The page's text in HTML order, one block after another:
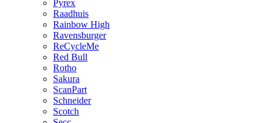
Pyrex
Raadhuis
Rainbow High
Ravensburger
ReCycleMe
Red Bull
Rotho
Sakura
ScanPart
Schneider
Scotch